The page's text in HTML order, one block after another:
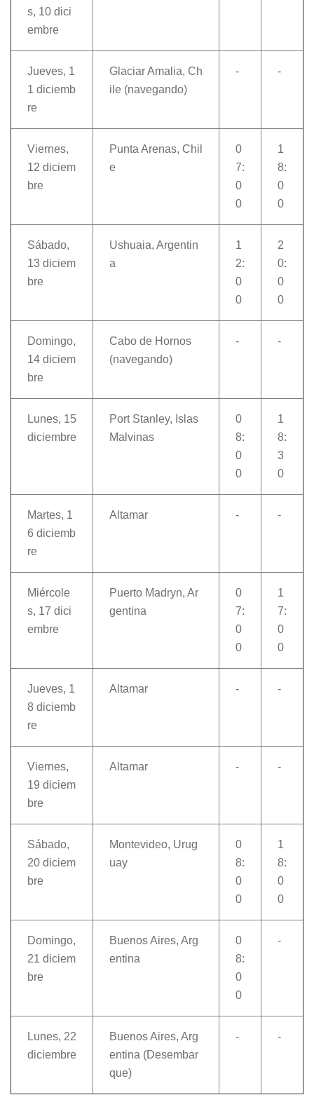
s, 10 dici
embre
Jueves, 1
1 diciemb
re
Glaciar Amalia, Ch
ile (navegando)
- -
Viernes,
12 diciem
bre
Punta Arenas, Chil
e
0
7:
0
0
1
8:
0
0
Sábado,
13 diciem
bre
Ushuaia, Argentin
a
1
2:
0
0
2
0:
0
0
Domingo,
14 diciem
bre
Cabo de Hornos
(navegando)
- -
Lunes, 15
diciembre
Port Stanley, Islas
Malvinas
0
8:
0
0
1
8:
3
0
Martes, 1
6 diciemb
re
Altamar - -
Miércole
s, 17 dici
embre
Puerto Madryn, Ar
gentina
0
7:
0
0
1
7:
0
0
Jueves, 1
8 diciemb
re
Altamar - -
Viernes,
19 diciem
bre
Altamar - -
Sábado,
20 diciem
bre
Montevideo, Urug
uay
0
8:
0
0
1
8:
0
0
Domingo,
21 diciem
bre
Buenos Aires, Arg
entina
0
8:
0
0
-
Lunes, 22
diciembre
Buenos Aires, Arg
entina (Desembar
que)
- -